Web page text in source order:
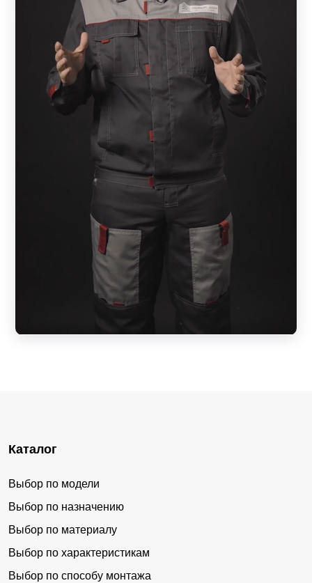
Каталог
Выбор по модели
Выбор по назначению
Выбор по материалу
Выбор по характеристикам
Выбор по способу монтажа